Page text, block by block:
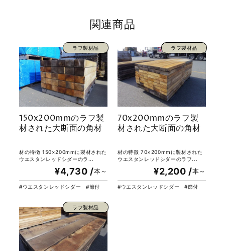
関連商品
150x200mmのラフ製
材された大断面の角材
材の特徴 150×200mmに製材された
ウエスタンレッドシダーのラ...
¥4,730 /本～
ウエスタンレッドシダー 節付
ラフ製材品
70x200mmのラフ製
材された大断面の角材
材の特徴 70×200mmに製材された
ウエスタンレッドシダーのラフ...
¥2,200 /本～
ウエスタンレッドシダー 節付
ラフ製材品
ラフ製材品